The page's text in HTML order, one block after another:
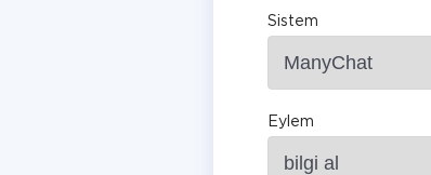
Sistem
Eylem